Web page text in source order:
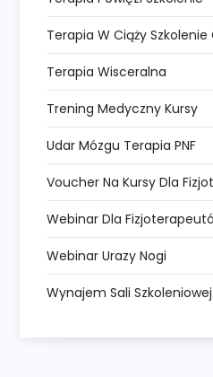
Terapia W Ciąży Szkolenie
Terapia Wisceralna
Trening Medyczny Kursy
Udar Mózgu Terapia PNF
Voucher Na Kursy Dla
Webinar Dla
Webinar Urazy Nogi
Wynajem Sali